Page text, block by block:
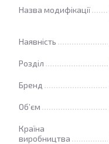
Назва модифікації
Наявність
Розділ
Бренд
Об’єм
Країна
виробництва